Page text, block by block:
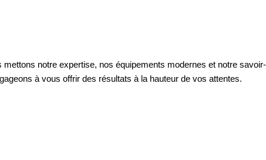
notre expertise, nos équipements modernes et notre savoir-
à vous offrir des résultats à la hauteur de vos attentes.